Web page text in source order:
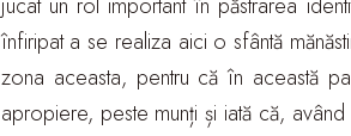
înfiripat a se realiza aici o sfântă
zona aceasta, pentru că în această
apropiere, peste munți și iată că,